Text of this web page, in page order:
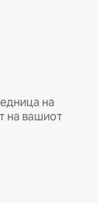
на
на вашиот